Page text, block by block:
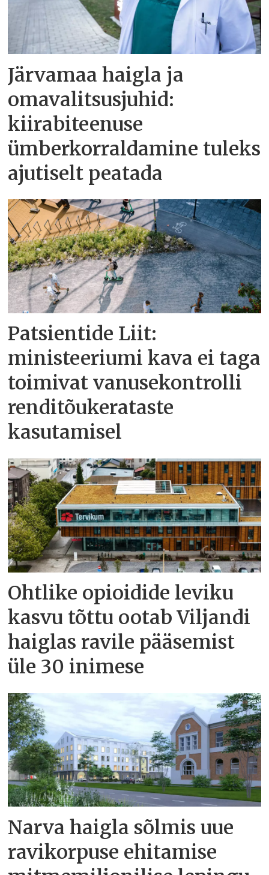
Järvamaa haigla ja
omavalitsusjuhid:
kiirabiteenuse
ümberkorraldamine tuleks
ajutiselt peatada
Patsientide Liit:
ministeeriumi kava ei taga
toimivat vanusekontrolli
renditõukerataste
kasutamisel
Ohtlike opioidide leviku
kasvu tõttu ootab Viljandi
haiglas ravile pääsemist
üle 30 inimese
Narva haigla sõlmis uue
ravikorpuse ehitamise